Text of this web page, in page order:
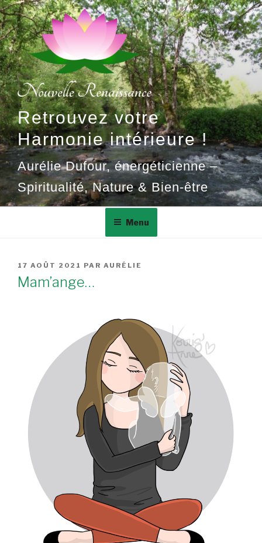
Aller
au
contenu
principal
Retrouvez votre
Harmonie intérieure !
Aurélie Dufour, énergéticienne –
Spiritualité, Nature & Bien-être
Menu
PUBLIÉ
LE
17 AOÛT 2021 PAR AURÉLIE
Mam’ange…